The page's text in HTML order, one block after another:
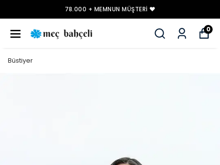
78.000 + MEMNUN MÜŞTERI ❤️
0
Büstiyer